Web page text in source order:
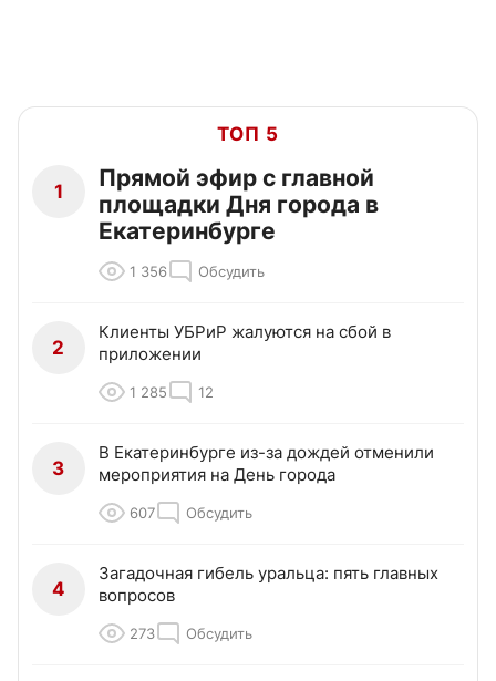
ТОП 5
1
Прямой эфир с главной
площадки Дня города в
Екатеринбурге
1 356 Обсудить
2
Клиенты УБРиР жалуются на сбой в
приложении
1 285 12
3
В Екатеринбурге из-за дождей отменили
мероприятия на День города
607 Обсудить
4
Загадочная гибель уральца: пять главных
вопросов
273 Обсудить